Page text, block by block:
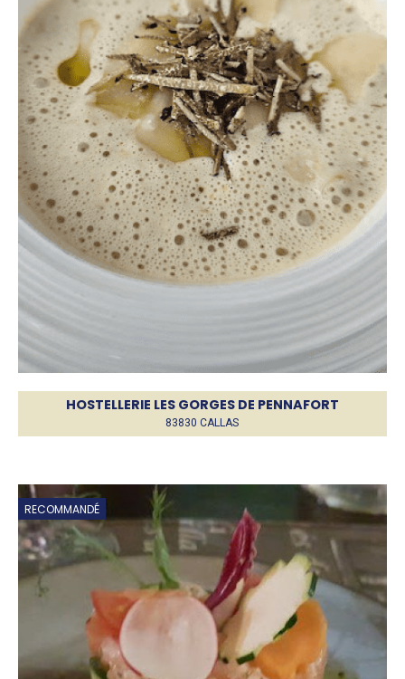
HOSTELLERIE LES GORGES DE PENNAFORT
83830 CALLAS
RECOMMANDÉ